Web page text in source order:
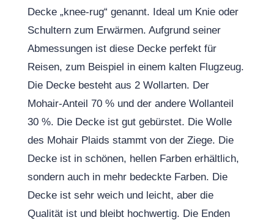
Decke „knee-rug“ genannt. Ideal um Knie oder
Schultern zum Erwärmen. Aufgrund seiner
Abmessungen ist diese Decke perfekt für
Reisen, zum Beispiel in einem kalten Flugzeug.
Die Decke besteht aus 2 Wollarten. Der
Mohair-Anteil 70 % und der andere Wollanteil
30 %. Die Decke ist gut gebürstet. Die Wolle
des Mohair Plaids stammt von der Ziege. Die
Decke ist in schönen, hellen Farben erhältlich,
sondern auch in mehr bedeckte Farben. Die
Decke ist sehr weich und leicht, aber die
Qualität ist und bleibt hochwertig. Die Enden